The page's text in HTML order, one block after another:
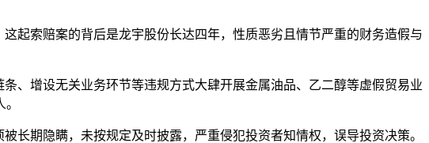
起索赔案的背后是龙宇股份长达四年，性质恶劣且情节严重的财务造假与
、增设无关业务环节等违规方式大肆开展金属油品、乙二醇等虚假贸易业
长期隐瞒，未按规定及时披露，严重侵犯投资者知情权，误导投资决策。